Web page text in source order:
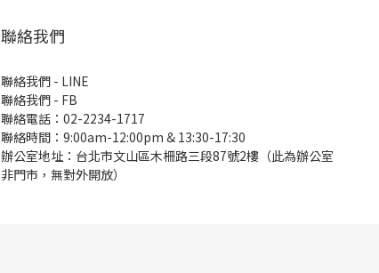
聯絡我們
聯絡我們 - LINE
聯絡我們 - FB
聯絡電話：02-2234-1717
聯絡時間：9:00am-12:00pm & 13:30-17:30
辦公室地址：台北市文山區木柵路三段87號2樓（此為辦公室
非門市，無對外開放）